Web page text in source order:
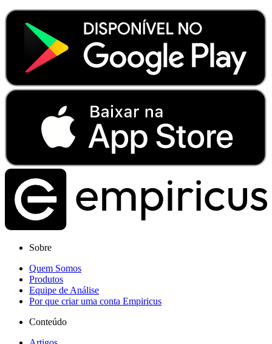
Sobre
Quem Somos
Produtos
Equipe de Análise
Por que criar uma conta Empiricus
Conteúdo